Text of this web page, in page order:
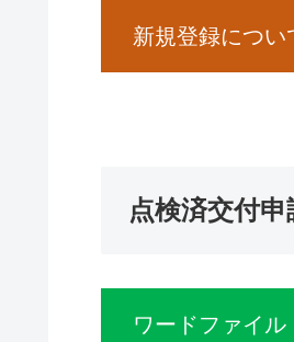
新規登録につい
点検済交付
ワードファイル